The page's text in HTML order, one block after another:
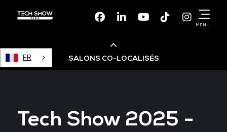
FacebookLinkedinYoutubeTikTok
MENU
FR SALONS CO-LOCALISÉS
Devops Live
Tech Show 2025 -